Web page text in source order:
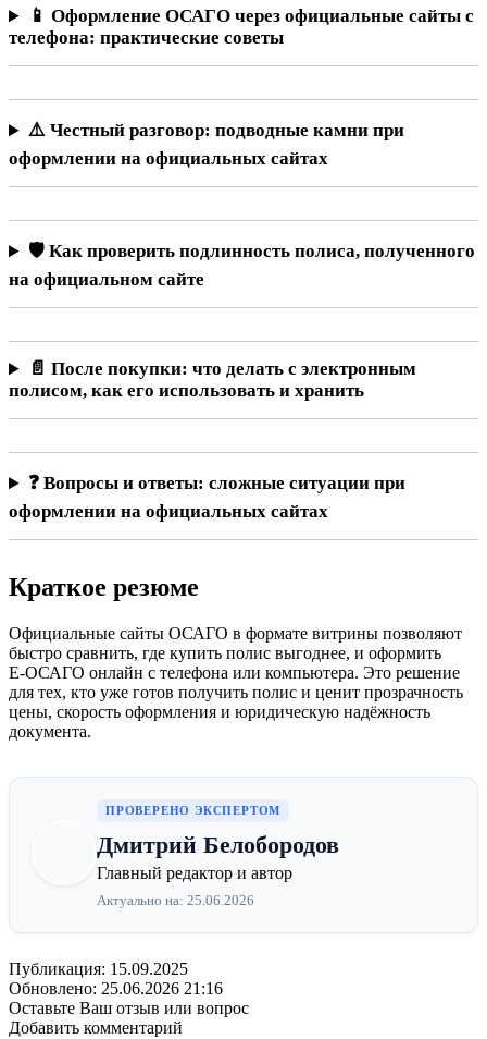
📱 Оформление ОСАГО через официальные сайты с
телефона: практические советы
⚠️ Честный разговор: подводные камни при
оформлении на официальных сайтах
🛡️ Как проверить подлинность полиса, полученного
на официальном сайте
📄 После покупки: что делать с электронным
полисом, как его использовать и хранить
❓ Вопросы и ответы: сложные ситуации при
оформлении на официальных сайтах
Краткое резюме
Официальные сайты ОСАГО в формате витрины позволяют
быстро сравнить, где купить полис выгоднее, и оформить
Е‑ОСАГО онлайн с телефона или компьютера. Это решение
для тех, кто уже готов получить полис и ценит прозрачность
цены, скорость оформления и юридическую надёжность
документа.
ПРОВЕРЕНО ЭКСПЕРТОМ
Дмитрий Белобородов
Главный редактор и автор
Актуально на: 25.06.2026
Публикация: 15.09.2025
Обновлено: 25.06.2026 21:16
Оставьте Ваш отзыв или вопрос
Добавить комментарий